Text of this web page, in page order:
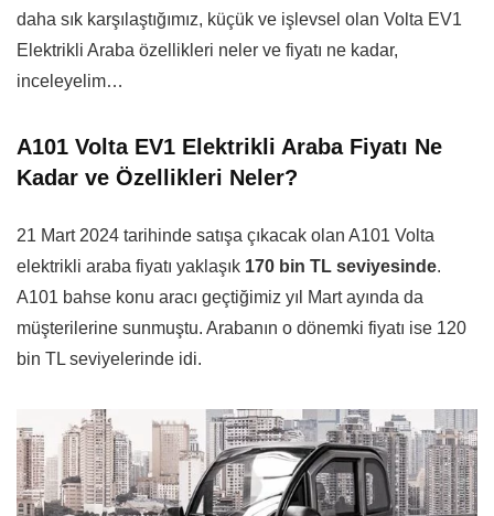
daha sık karşılaştığımız, küçük ve işlevsel olan Volta EV1
Elektrikli Araba özellikleri neler ve fiyatı ne kadar,
inceleyelim…
A101 Volta EV1 Elektrikli Araba Fiyatı Ne
Kadar ve Özellikleri Neler?
21 Mart 2024 tarihinde satışa çıkacak olan A101 Volta
elektrikli araba fiyatı yaklaşık 170 bin TL seviyesinde.
A101 bahse konu aracı geçtiğimiz yıl Mart ayında da
müşterilerine sunmuştu. Arabanın o dönemki fiyatı ise 120
bin TL seviyelerinde idi.